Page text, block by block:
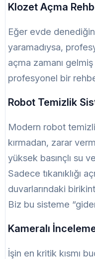
Klozet Açma
Eğer evde
yaramadıysa,
açma zamanı
profesyonel bir
Robot Temizlik
Modern robot
kırmadan, zarar
yüksek basınçlı su
Sadece tıkanıklığı
duvarlarındaki
Biz bu sisteme
Kameralı
İşin en kritik kısmı